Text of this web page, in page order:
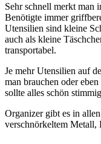
Sehr schnell merkt man
Benötigte immer
Utensilien sind kleine
auch als kleine
transportabel.
Je mehr Utensilien auf
man brauchen oder
sollte alles schön
Organizer gibt es in
verschnörkeltem Metall,